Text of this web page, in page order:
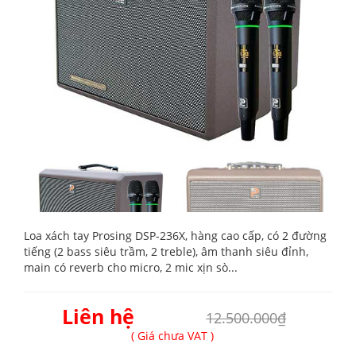
Loa xách tay Prosing DSP-236X, hàng cao cấp, có 2 đường
tiếng (2 bass siêu trầm, 2 treble), âm thanh siêu đỉnh,
main có reverb cho micro, 2 mic xịn sò...
Liên hệ 12.500.000₫
( Giá chưa VAT )